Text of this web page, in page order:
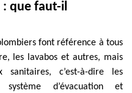
que faut-il
font référence à tous
les lavabos et autres, mais
c’est-à-dire les
d’évacuation et